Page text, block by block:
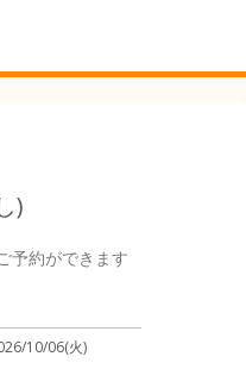
)
予約ができます
10/06(火)